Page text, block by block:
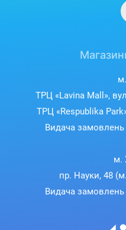
ТРЦ «Lavina Mall»,
ТРЦ «Respublika
Видача
м.
пр. Науки, 48
Видача